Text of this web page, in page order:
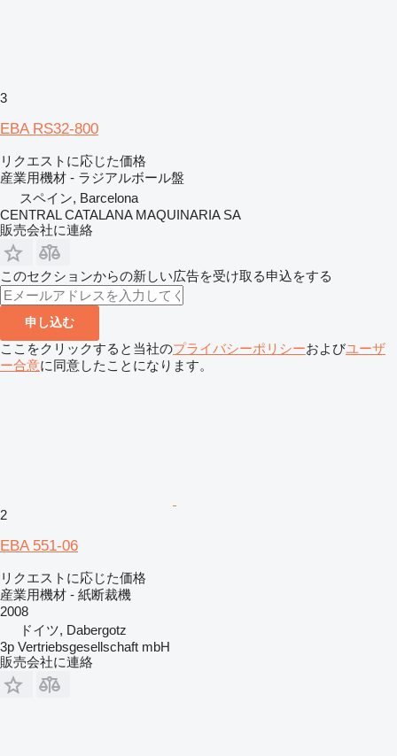
3
EBA RS32-800
リクエストに応じた価格
産業用機材 - ラジアルボール盤
スペイン, Barcelona
CENTRAL CATALANA MAQUINARIA SA
販売会社に連絡
このセクションからの新しい広告を受け取る申込をする
申し込む
ここをクリックすると当社のプライバシーポリシーおよびユーザ
ー合意に同意したことになります。
2
EBA 551-06
リクエストに応じた価格
産業用機材 - 紙断裁機
2008
ドイツ, Dabergotz
3p Vertriebsgesellschaft mbH
販売会社に連絡